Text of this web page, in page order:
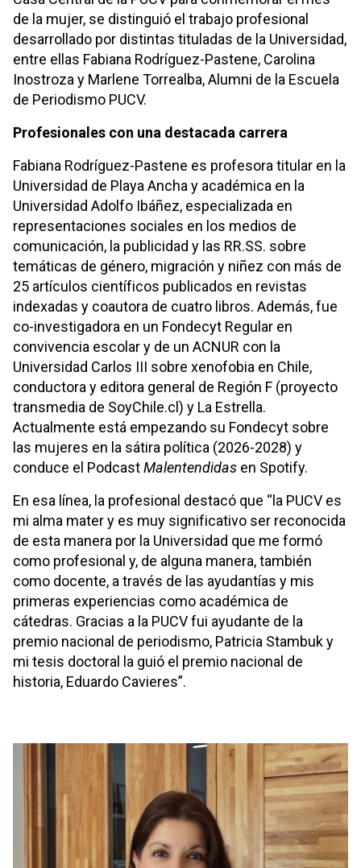
de la mujer, se distinguió el trabajo profesional
desarrollado por distintas tituladas de la Universidad,
entre ellas Fabiana Rodríguez-Pastene, Carolina
Inostroza y Marlene Torrealba, Alumni de la Escuela
de Periodismo PUCV.
Profesionales con una destacada carrera
Fabiana Rodríguez-Pastene es profesora titular en la
Universidad de Playa Ancha y académica en la
Universidad Adolfo Ibáñez, especializada en
representaciones sociales en los medios de
comunicación, la publicidad y las RR.SS. sobre
temáticas de género, migración y niñez con más de
25 artículos científicos publicados en revistas
indexadas y coautora de cuatro libros. Además, fue
co-investigadora en un Fondecyt Regular en
convivencia escolar y de un ACNUR con la
Universidad Carlos III sobre xenofobia en Chile,
conductora y editora general de Región F (proyecto
transmedia de SoyChile.cl) y La Estrella.
Actualmente está empezando su Fondecyt sobre
las mujeres en la sátira política (2026-2028) y
conduce el PodcastMalentendidas en Spotify.
En esa línea, la profesional destacó que “la PUCV es
mi alma mater y es muy significativo ser reconocida
de esta manera por la Universidad que me formó
como profesional y, de alguna manera, también
como docente, a través de las ayudantías y mis
primeras experiencias como académica de
cátedras. Gracias a la PUCV fui ayudante de la
premio nacional de periodismo, Patricia Stambuk y
mi tesis doctoral la guió el premio nacional de
historia, Eduardo Cavieres”.